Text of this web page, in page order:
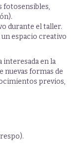
fotosensibles,
durante el taller.
espacio creativo
interesada en la
nuevas formas de
previos,